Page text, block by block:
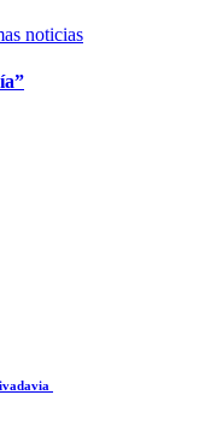
noticias